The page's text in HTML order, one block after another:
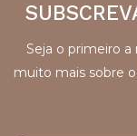
Seja o primeiro a
muito mais sobre